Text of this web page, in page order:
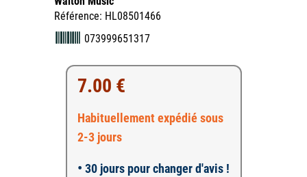
Référence: HL08501466
073999651317
7.00 €
Habituellement expédié sous
2-3 jours
• 30 jours pour changer d'avis !